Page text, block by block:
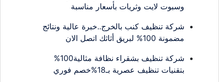
وسبوت لايت وثريات بأسعار مناسبة
شركة تنظيف كنب بالخرج..خبرة عالية ونتائج
مضمونة 100% لبريق أثاثك اتصل الان
شركة تنظيف بشقراء نظافة مثالية100%
بتقنيات تنظيف عصرية بـ18%خصم فوري